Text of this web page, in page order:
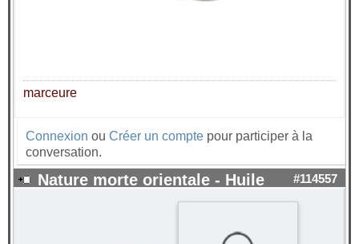
marceure
Connexion ou Créer un compte pour participer à la
conversation.
Nature morte orientale - Huile #114557